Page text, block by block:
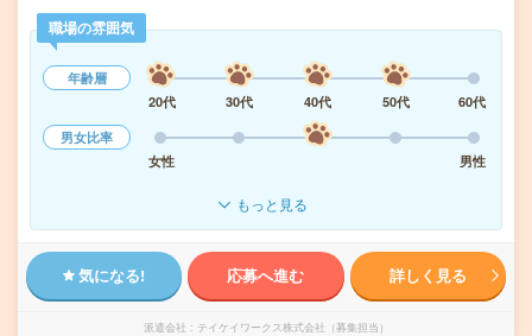
職場の雰囲気
年齢層
20代
30代 40代 50代
60代
男女比率
女性
男性
もっと見る
気になる! 応募へ進む 詳しく見る
派遣会社 テイケイワークス株式会社（募集担当）